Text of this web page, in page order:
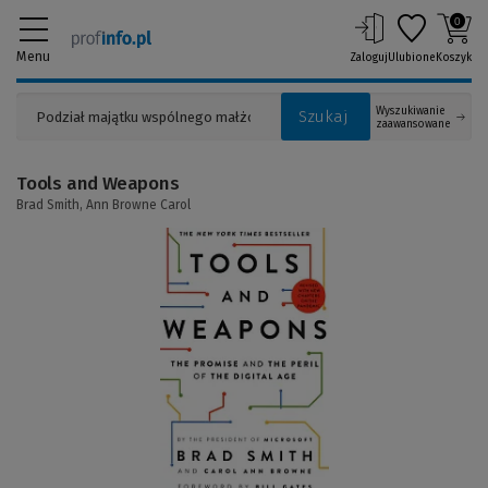
Menu
Szukaj
Wyszukiwanie
zaawansowane
ZalogujUlubione
0
Koszyk
Tools and Weapons
Brad Smith, Ann Browne Carol